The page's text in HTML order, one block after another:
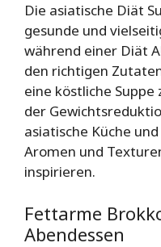
Die asiatische Diät
gesunde und
während einer Diät
den richtigen
eine köstliche
der
asiatische Küche
Aromen und
inspirieren.
Fettarme
Abendessen